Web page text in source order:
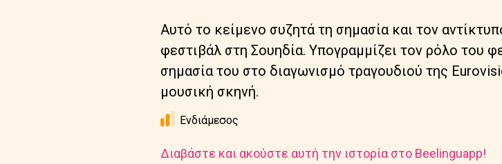
Αυτό το κείμενο συζητά τη σημασία και τον
φεστιβάλ στη Σουηδία. Υπογραμμίζει τον ρόλο του
σημασία του στο διαγωνισμό τραγουδιού της
μουσική σκηνή.
Ενδιάμεσος
Διαβάστε και ακούστε αυτή την ιστορία στο Beelinguapp!